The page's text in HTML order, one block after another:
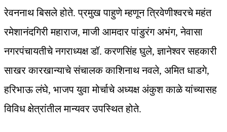
रेवननाथ बिसले होते. प्रमुख पाहुणे म्हणून त्रिवेणीश्वरचे महंत
रमेशानंदगिरी महाराज, माजी आमदार पांडुरंग अभंग, नेवासा
नगरपंचायतीचे नगराध्यक्ष डॉ. करणसिंह घुले, ज्ञानेश्वर सहकारी
साखर कारखान्याचे संचालक काशिनाथ नवले, अमित धाडगे,
हरिभाऊ लंघे, भाजप युवा मोर्चाचे अध्यक्ष अंकुश काळे यांच्यासह
विविध क्षेत्रांतील मान्यवर उपस्थित होते.